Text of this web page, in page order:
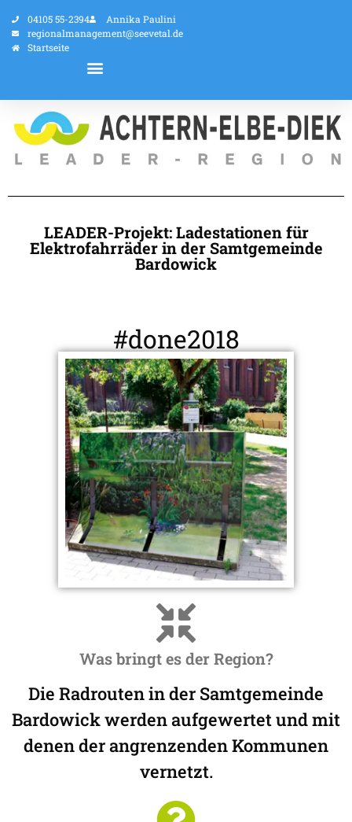
04105 55-2394
Annika Paulini
regionalmanagement@seevetal.de
Startseite
LEADER-Projekt: Ladestationen für
Elektrofahrräder in der Samtgemeinde
Bardowick
#done2018
Was bringt es der Region?
Die Radrouten in der Samtgemeinde
Bardowick werden aufgewertet und mit
denen der angrenzenden Kommunen
vernetzt.